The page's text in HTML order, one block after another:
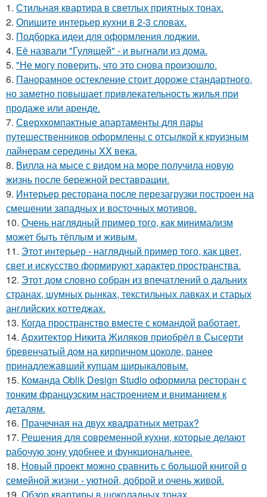
1. Стильная квартира в светлых приятных тонах.
2. Опишите интерьер кухни в 2-3 словах.
3. Подборка идеи для оформления лоджии.
4. Её назвали "Гулящей" - и выгнали из дома.
5. "Не могу поверить, что это снова произошло.
6. Панорамное остекление стоит дороже стандартного,
но заметно повышает привлекательность жилья при
продаже или аренде.
7. Сверхкомпактные апартаменты для пары
путешественников оформлены с отсылкой к круизным
лайнерам середины XX века.
8. Вилла на мысе с видом на море получила новую
жизнь после бережной реставрации.
9. Интерьер ресторана после перезагрузки построен на
смешении западных и восточных мотивов.
10. Очень наглядный пример того, как минимализм
может быть тёплым и живым.
11. Этот интерьер - наглядный пример того, как цвет,
свет и искусство формируют характер пространства.
12. Этот дом словно собран из впечатлений о дальних
странах, шумных рынках, текстильных лавках и старых
английских коттеджах.
13. Когда пространство вместе с командой работает.
14. Архитектор Никита Жиляков приобрёл в Сысерти
бревенчатый дом на кирпичном цоколе, ранее
принадлежавший купцам ширыкаловым.
15. Команда Oblik Design Studio оформила ресторан с
тонким французским настроением и вниманием к
деталям.
16. Прачечная на двух квадратных метрах?
17. Решения для современной кухни, которые делают
рабочую зону удобнее и функциональнее.
18. Новый проект можно сравнить с большой книгой о
семейной жизни - уютной, доброй и очень живой.